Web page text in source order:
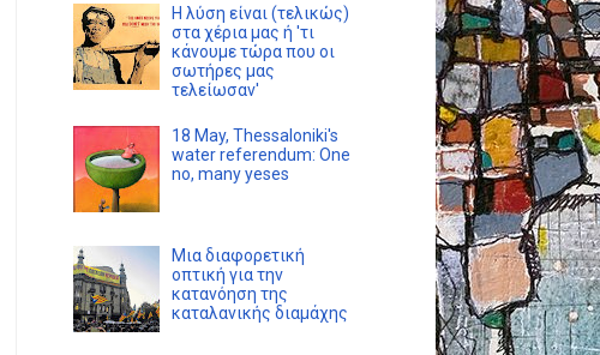
Η λύση είναι (τελικώς)
στα χέρια μας ή 'τι
κάνουμε τώρα που οι
σωτήρες μας
τελείωσαν'
18 May, Thessaloniki's
water referendum: One
no, many yeses
Μια διαφορετική
οπτική για την
κατανόηση της
καταλανικής διαμάχης